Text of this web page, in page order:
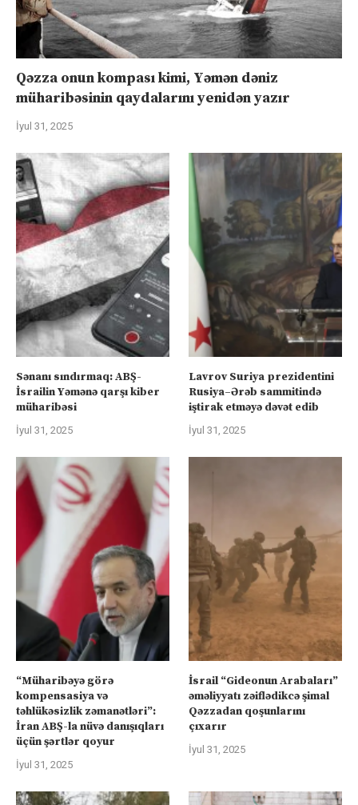
Qəzza onun kompası kimi, Yəmən dəniz
müharibəsinin qaydalarını yenidən yazır
İyul 31, 2025
Sənanı sındırmaq: ABŞ-
İsrailin Yəmənə qarşı kiber
müharibəsi
İyul 31, 2025
Lavrov Suriya prezidentini
Rusiya–Ərəb sammitində
iştirak etməyə dəvət edib
İyul 31, 2025
“Müharibəyə görə
kompensasiya və
təhlükəsizlik zəmanətləri”:
İran ABŞ-la nüvə danışıqları
üçün şərtlər qoyur
İyul 31, 2025
İsrail “Gideonun Arabaları”
əməliyyatı zəiflədikcə şimal
Qəzzadan qoşunlarını
çıxarır
İyul 31, 2025